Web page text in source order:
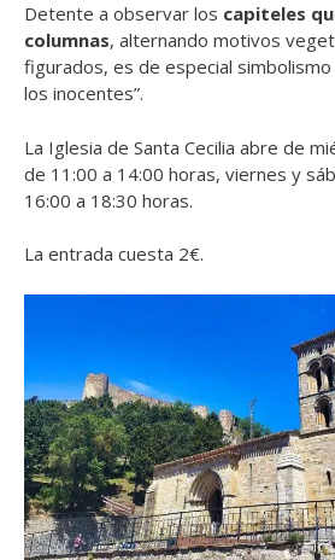
Detente a observar los capiteles
columnas, alternando motivos
figurados, es de especial
los inocentes”.
La Iglesia de Santa Cecilia abre de
de 11:00 a 14:00 horas, viernes y
16:00 a 18:30 horas.
La entrada cuesta 2€.